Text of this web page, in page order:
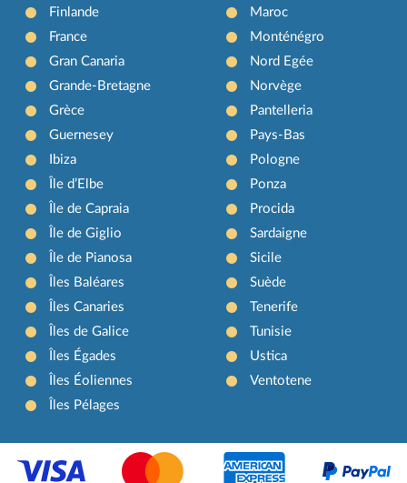
Finlande
France
Gran Canaria
Grande-Bretagne
Grèce
Guernesey
Ibiza
Île d’Elbe
Île de Capraia
Île de Giglio
Île de Pianosa
Îles Baléares
Îles Canaries
Îles de Galice
Îles Égades
Îles Éoliennes
Îles Pélages
Maroc
Monténégro
Nord Egée
Norvège
Pantelleria
Pays-Bas
Pologne
Ponza
Procida
Sardaigne
Sicile
Suède
Tenerife
Tunisie
Ustica
Ventotene